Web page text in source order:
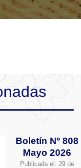
Boletín Nº 808
Mayo 2026
Publicada el: 29 de